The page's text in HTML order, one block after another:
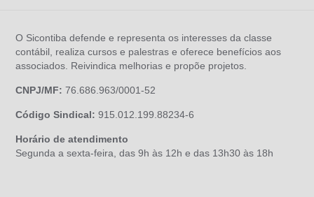
O Sicontiba defende e representa os interesses da classe
contábil, realiza cursos e palestras e oferece benefícios aos
associados. Reivindica melhorias e propõe projetos.
CNPJ/MF: 76.686.963/0001-52
Código Sindical: 915.012.199.88234-6
Horário de atendimento
Segunda a sexta-feira, das 9h às 12h e das 13h30 às 18h